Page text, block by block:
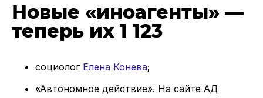
Новые «иноагенты» —
теперь их 1 123
социолог Елена Конева;
«Автономное действие». На сайте АД